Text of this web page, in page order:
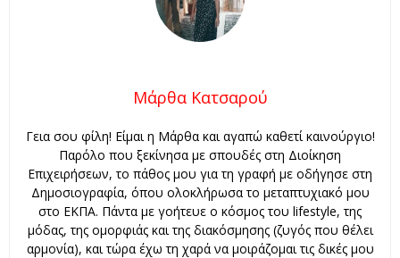
Μάρθα Κατσαρού
Γεια σου φίλη! Είμαι η Μάρθα και αγαπώ καθετί καινούργιο!
Παρόλο που ξεκίνησα με σπουδές στη Διοίκηση
Επιχειρήσεων, το πάθος μου για τη γραφή με οδήγησε στη
Δημοσιογραφία, όπου ολοκλήρωσα το μεταπτυχιακό μου
στο ΕΚΠΑ. Πάντα με γοήτευε ο κόσμος του lifestyle, της
μόδας, της ομορφιάς και της διακόσμησης (ζυγός που θέλει
αρμονία), και τώρα έχω τη χαρά να μοιράζομαι τις δικές μου